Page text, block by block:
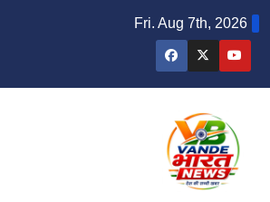
Fri. Aug 7th, 2026